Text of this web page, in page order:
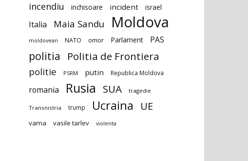
incendiu inchisoare incident israel
Italia Maia Sandu Moldova
moldovean NATO omor Parlament PAS
politia Politia de Frontiera
politie PSRM putin Republica Moldova
romania Rusia SUA tragedie
Transnistria trump Ucraina UE
vama vasile tarlev violenta